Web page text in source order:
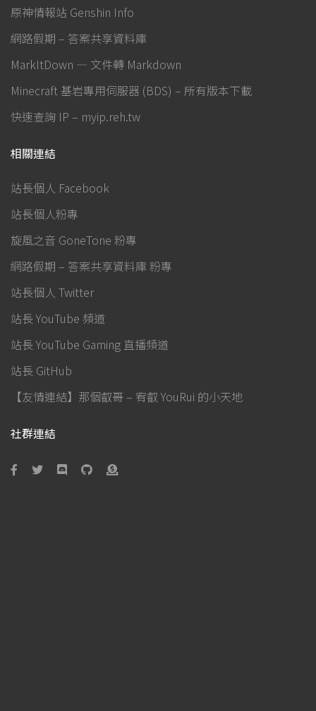
原神情報站 Genshin Info
網路假期 – 答案共享資料庫
MarkItDown — 文件轉 Markdown
Minecraft 基岩專用伺服器 (BDS) – 所有版本下載
快速查詢 IP – myip.reh.tw
相關連結
站長個人 Facebook
站長個人粉專
旋風之音 GoneTone 粉專
網路假期 – 答案共享資料庫 粉專
站長個人 Twitter
站長 YouTube 頻道
站長 YouTube Gaming 直播頻道
站長 GitHub
【友情連結】那個叡哥 – 宥叡 YouRui 的小天地
社群連結